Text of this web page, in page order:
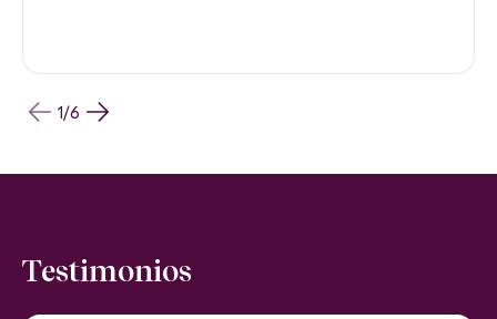
1/6
Testimonios